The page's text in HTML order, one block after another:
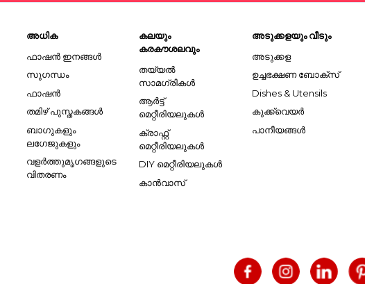
അധിക
ഫാഷൻ ഇനങ്ങൾ
സുഗന്ധം
ഫാഷൻ
തമിഴ് പുസ്തകങ്ങൾ
ബാഗുകളും
ലഗേജുകളും
വളർത്തുമൃഗങ്ങളുടെ
വിതരണം
കലയും
കരകൗശലവും
തയ്യൽ
സാമഗ്രികൾ
ആർട്ട്
മെറ്റീരിയലുകൾ
ക്രാഫ്റ്റ്
മെറ്റീരിയലുകൾ
DIY മെറ്റീരിയലുകൾ
കാൻവാസ്
അടുക്കളയും വീടും
അടുക്കള
ഉച്ചഭക്ഷണ ബോക്സ്
Dishes & Utensils
കുക്ക്വെയർ
പാനീയങ്ങൾ